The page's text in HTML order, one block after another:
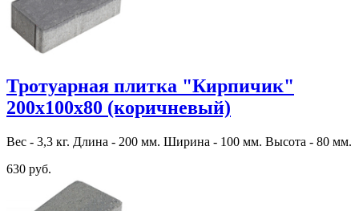
Тротуарная плитка "Кирпичик"
200х100х80 (коричневый)
Вес - 3,3 кг. Длина - 200 мм. Ширина - 100 мм. Высота - 80 мм.
630 руб.